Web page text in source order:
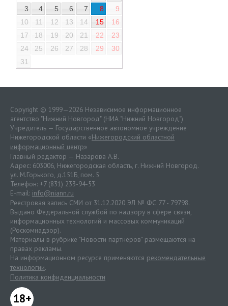
3
4 5 6 7 8
9
10
11 12 13 14 15
16
17
18 19 20 21 22
23
24
25 26 27 28 29
30
31
Copyright © 1999—2026 Независимое информационное
агентство "Нижний Новгород" (НИА "Нижний Новгород")
Учредитель — Государственное автономное учреждение
Нижегородской области «Нижегородский областной
информационный центр»
Главный редактор — Назарова А.В.
Адрес: 603006, Нижегородская область, г. Нижний Новгород.
ул. М.Горького, д.151Б, пом. 5
Телефон: +7 (831) 233-94-53
E-mail: info@niann.ru
Реестровая запись СМИ от 31.12.2020 ЭЛ № ФС 77 - 79798.
Выдано Федеральной службой по надзору в сфере связи,
информационных технологий и массовых коммуникаций
(Роскомнадзор).
Материалы в рубрике "Новости партнеров" размещаются на
правах рекламы.
На информационном ресурсе применяются рекомендательные
технологии.
Политика конфиденциальности
18+